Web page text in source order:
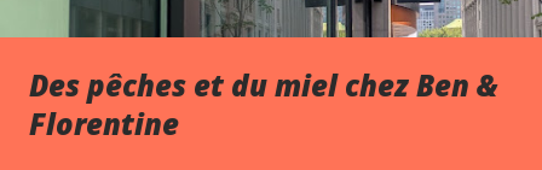
Des pêches et du miel chez Ben &
Florentine